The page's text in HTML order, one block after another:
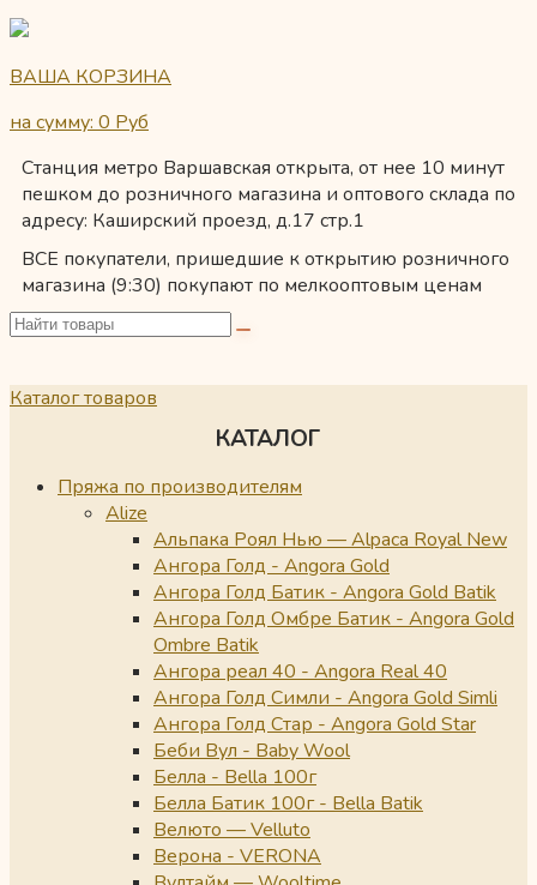
ВАША КОРЗИНА
на сумму: 0 Руб
Станция метро Варшавская открыта, от нее 10 минут
пешком до розничного магазина и оптового склада по
адресу: Каширский проезд, д.17 стр.1
ВСЕ покупатели, пришедшие к открытию розничного
магазина (9:30) покупают по мелкооптовым ценам
Каталог товаров
КАТАЛОГ
Пряжа по производителям
Alize
Альпака Роял Нью — Alpaca Royal New
Ангора Голд - Angora Gold
Ангора Голд Батик - Angora Gold Batik
Ангора Голд Омбре Батик - Angora Gold
Ombre Batik
Ангора реал 40 - Angora Real 40
Ангора Голд Симли - Angora Gold Simli
Ангора Голд Стар - Angora Gold Star
Беби Вул - Baby Wool
Белла - Bella 100г
Белла Батик 100г - Bella Batik
Велюто — Velluto
Верона - VERONA